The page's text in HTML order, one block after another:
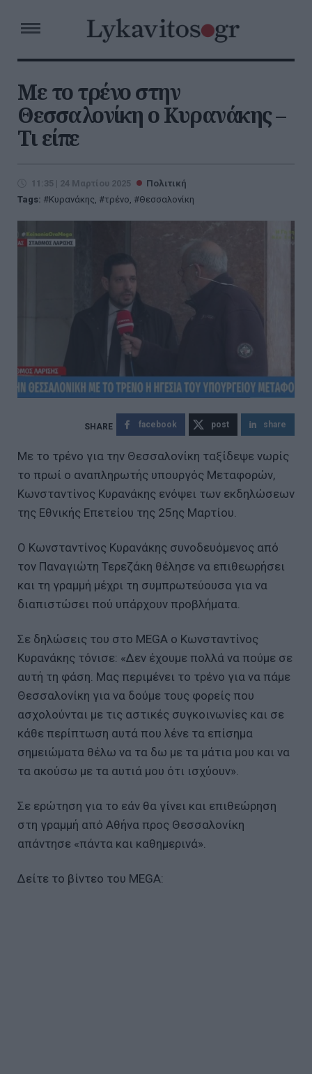
Με το τρένο στην
Θεσσαλονίκη ο Κυρανάκης –
Τι είπε
11:35 | 24 Μαρτίου 2025
Πολιτική
Tags:
Κυρανάκης, τρένο, Θεσσαλονίκη
facebook post share
Με το τρένο για την Θεσσαλονίκη ταξίδεψε νωρίς
το πρωί ο αναπληρωτής υπουργός Μεταφορών,
Κωνσταντίνος Κυρανάκης ενόψει των εκδηλώσεων
της Εθνικής Επετείου της 25ης Μαρτίου.
Ο Κωνσταντίνος Κυρανάκης συνοδευόμενος από
τον Παναγιώτη Τερεζάκη θέλησε να επιθεωρήσει
και τη γραμμή μέχρι τη συμπρωτεύουσα για να
διαπιστώσει πού υπάρχουν προβλήματα.
Σε δηλώσεις του στο MEGA ο Κωνσταντίνος
Κυρανάκης τόνισε: «Δεν έχουμε πολλά να πούμε σε
αυτή τη φάση. Μας περιμένει το τρένο για να πάμε
Θεσσαλονίκη για να δούμε τους φορείς που
ασχολούνται με τις αστικές συγκοινωνίες και σε
κάθε περίπτωση αυτά που λένε τα επίσημα
σημειώματα θέλω να τα δω με τα μάτια μου και να
τα ακούσω με τα αυτιά μου ότι ισχύουν».
Σε ερώτηση για το εάν θα γίνει και επιθεώρηση
στη γραμμή από Αθήνα προς Θεσσαλονίκη
απάντησε «πάντα και καθημερινά».
Δείτε το βίντεο του MEGA: